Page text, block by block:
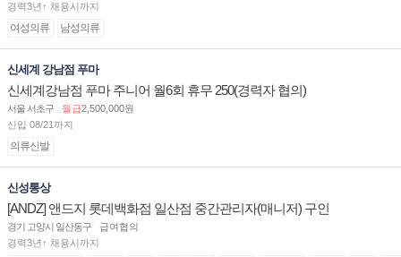
경력3년↑ 채용시까지
여성의류 남성의류
신세계 강남점 푸마
신세계강남점 푸마 주니어 월6회 휴무 250(경력자 협의)
서울 서초구 월급2,500,000원
신입 08/21까지
의류신발
신성통상
[ANDZ] 앤드지 롯데백화점 일산점 중간관리자(매니저) 구인
경기 고양시 일산동구
급여협의
경력3년↑ 채용시까지